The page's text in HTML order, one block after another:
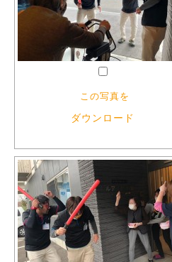
この写真を
ダウンロード